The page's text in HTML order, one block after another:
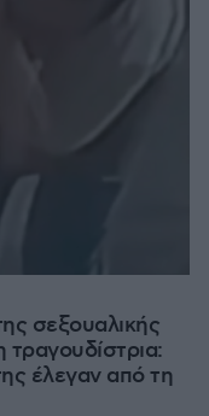
σεξουαλικής
έλεγαν από τη